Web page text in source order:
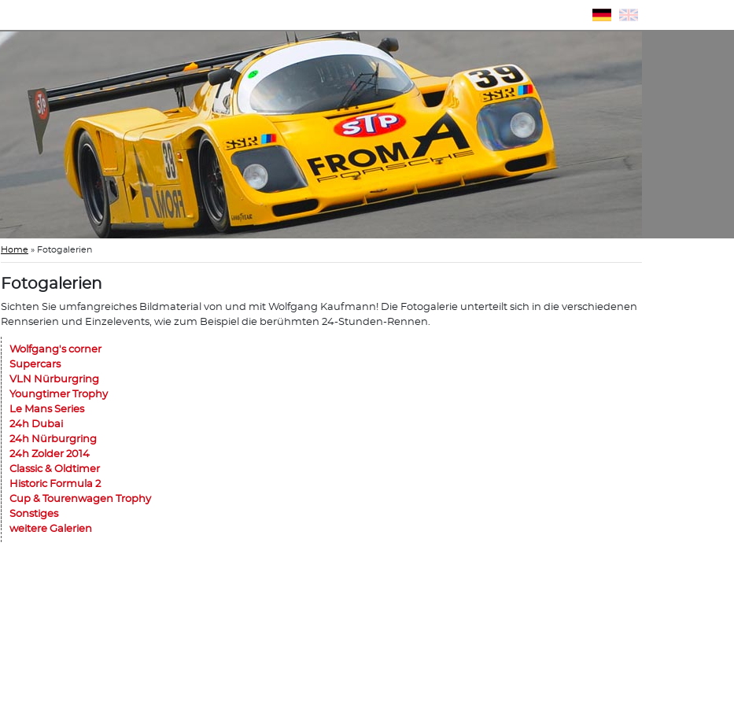
Home » Fotogalerien
Fotogalerien
Sichten Sie umfangreiches Bildmaterial von und mit Wolfgang Kaufmann! Die Fotogalerie unterteilt sich in die verschiedenen
Rennserien und Einzelevents, wie zum Beispiel die berühmten 24-Stunden-Rennen.
Wolfgang's corner
Supercars
VLN Nürburgring
Youngtimer Trophy
Le Mans Series
24h Dubai
24h Nürburgring
24h Zolder 2014
Classic & Oldtimer
Historic Formula 2
Cup & Tourenwagen Trophy
Sonstiges
weitere Galerien